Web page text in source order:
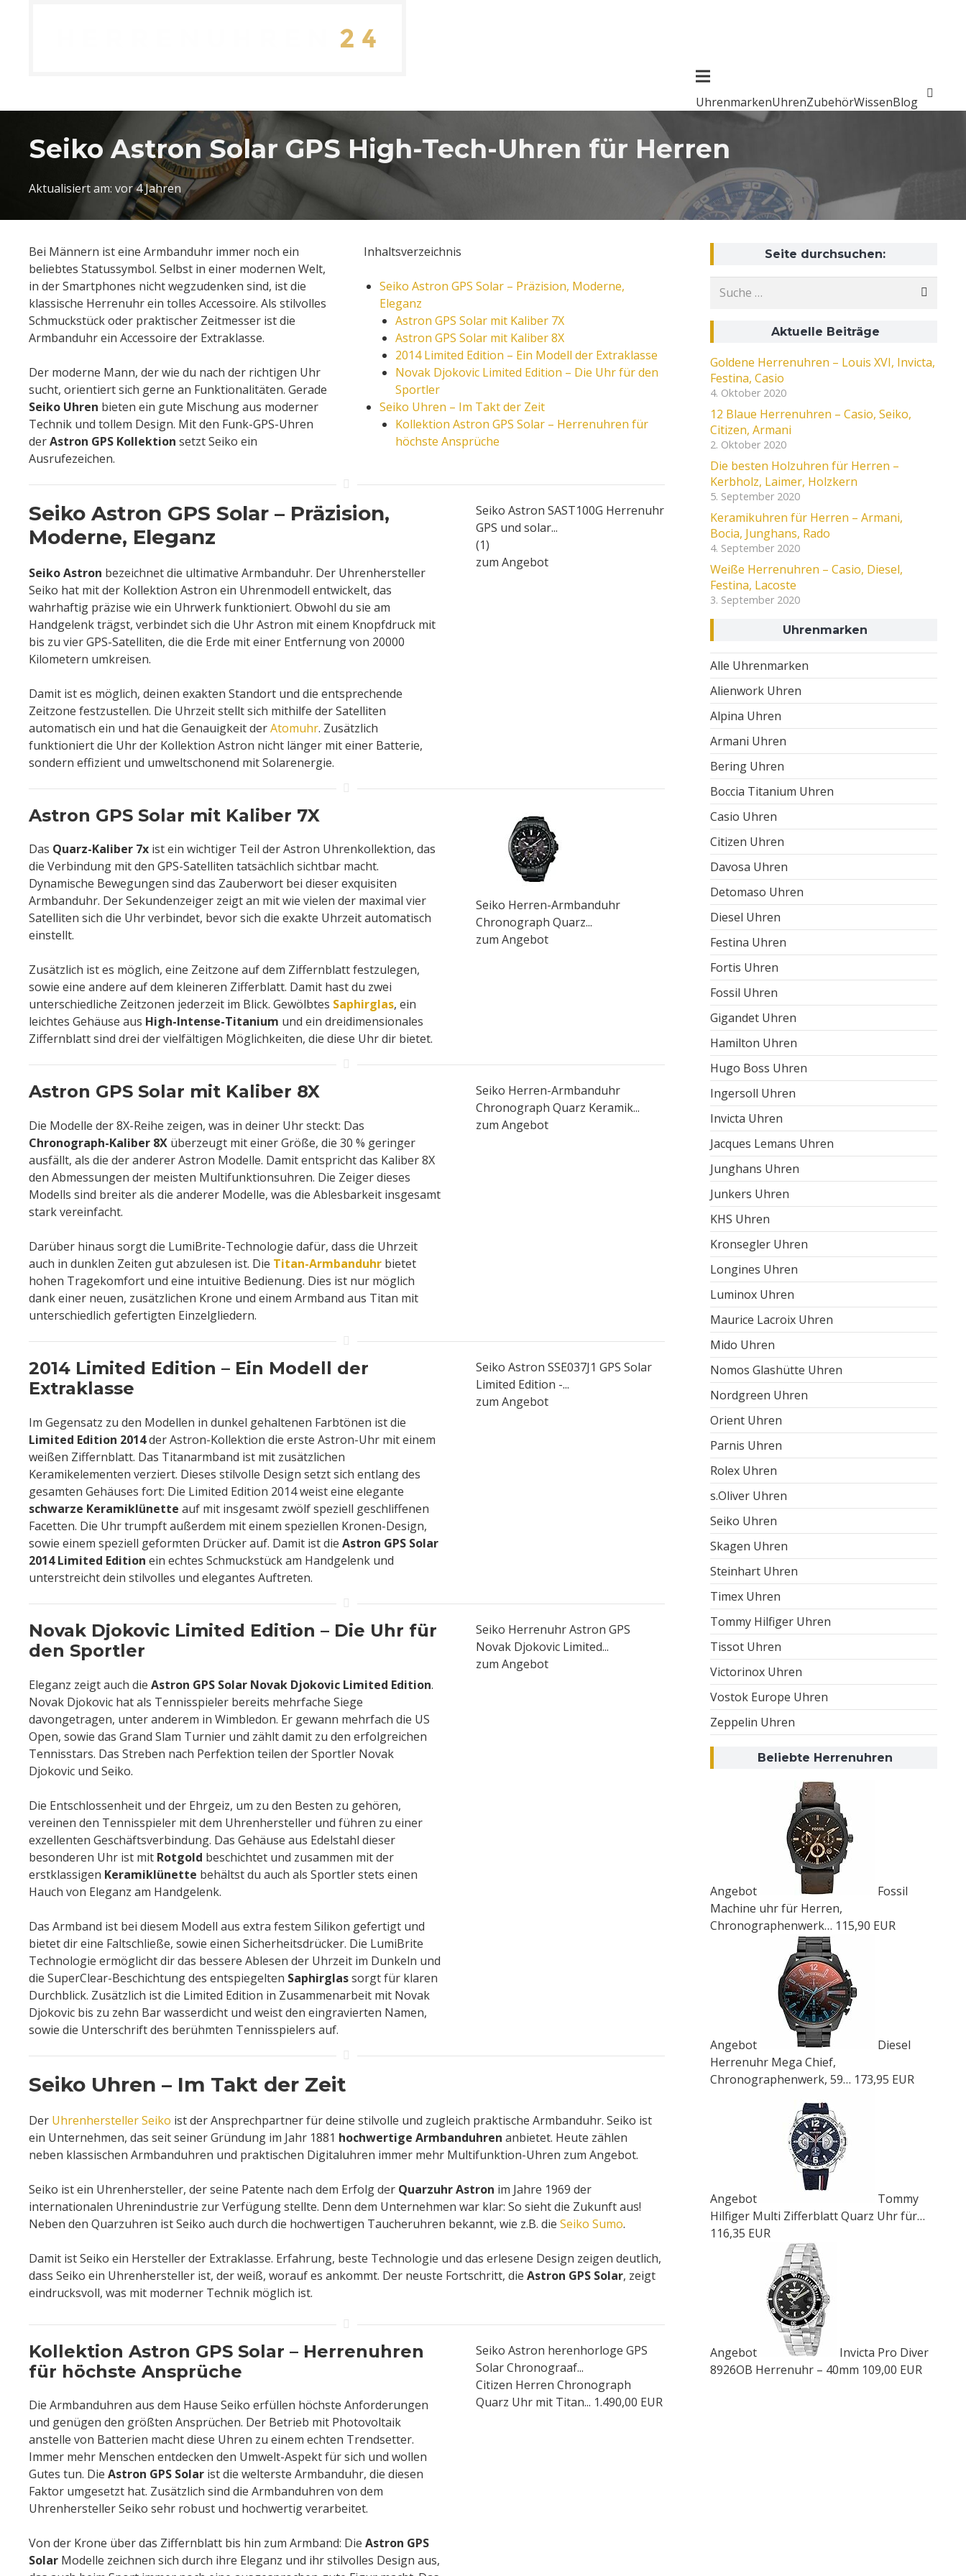
UhrenmarkenUhrenZubehörWissenBlog
Seiko Astron Solar GPS High-Tech-Uhren für Herren
Aktualisiert am: vor 4 Jahren
Bei Männern ist eine Armbanduhr immer noch ein
beliebtes Statussymbol. Selbst in einer modernen Welt,
in der Smartphones nicht wegzudenken sind, ist die
klassische Herrenuhr ein tolles Accessoire. Als stilvolles
Schmuckstück oder praktischer Zeitmesser ist die
Armbanduhr ein Accessoire der Extraklasse.
Der moderne Mann, der wie du nach der richtigen Uhr
sucht, orientiert sich gerne an Funktionalitäten. Gerade
Seiko Uhren bieten ein gute Mischung aus moderner
Technik und tollem Design. Mit den Funk-GPS-Uhren
derAstron GPS Kollektion setzt Seiko ein
Ausrufezeichen.
Inhaltsverzeichnis
Seiko Astron GPS Solar – Präzision, Moderne,
Eleganz
Astron GPS Solar mit Kaliber 7X
Astron GPS Solar mit Kaliber 8X
2014 Limited Edition – Ein Modell der Extraklasse
Novak Djokovic Limited Edition – Die Uhr für den
Sportler
Seiko Uhren – Im Takt der Zeit
Kollektion Astron GPS Solar – Herrenuhren für
höchste Ansprüche
Seiko Astron GPS Solar – Präzision,
Moderne, Eleganz
Seiko Astron bezeichnet die ultimative Armbanduhr. Der Uhrenhersteller
Seiko hat mit der Kollektion Astron ein Uhrenmodell entwickelt, das
wahrhaftig präzise wie ein Uhrwerk funktioniert. Obwohl du sie am
Handgelenk trägst, verbindet sich die Uhr Astron mit einem Knopfdruck mit
bis zu vier GPS-Satelliten, die die Erde mit einer Entfernung von 20000
Kilometern umkreisen.
Damit ist es möglich, deinen exakten Standort und die entsprechende
Zeitzone festzustellen. Die Uhrzeit stellt sich mithilfe der Satelliten
automatisch ein und hat die Genauigkeit derAtomuhr. Zusätzlich
funktioniert die Uhr der Kollektion Astron nicht länger mit einer Batterie,
sondern effizient und umweltschonend mit Solarenergie.
Seiko Astron SAST100G Herrenuhr
GPS und solar...
(1)
zum Angebot
Astron GPS Solar mit Kaliber 7X
Das Quarz-Kaliber 7x ist ein wichtiger Teil der Astron Uhrenkollektion, das
die Verbindung mit den GPS-Satelliten tatsächlich sichtbar macht.
Dynamische Bewegungen sind das Zauberwort bei dieser exquisiten
Armbanduhr. Der Sekundenzeiger zeigt an mit wie vielen der maximal vier
Satelliten sich die Uhr verbindet, bevor sich die exakte Uhrzeit automatisch
einstellt.
Zusätzlich ist es möglich, eine Zeitzone auf dem Ziffernblatt festzulegen,
sowie eine andere auf dem kleineren Zifferblatt. Damit hast du zwei
unterschiedliche Zeitzonen jederzeit im Blick. Gewölbtes Saphirglas, ein
leichtes Gehäuse aus High-Intense-Titanium und ein dreidimensionales
Ziffernblatt sind drei der vielfältigen Möglichkeiten, die diese Uhr dir bietet.
Seiko Herren-Armbanduhr
Chronograph Quarz...
zum Angebot
Astron GPS Solar mit Kaliber 8X
Die Modelle der 8X-Reihe zeigen, was in deiner Uhr steckt: Das
Chronograph-Kaliber 8X überzeugt mit einer Größe, die 30 % geringer
ausfällt, als die der anderer Astron Modelle. Damit entspricht das Kaliber 8X
den Abmessungen der meisten Multifunktionsuhren. Die Zeiger dieses
Modells sind breiter als die anderer Modelle, was die Ablesbarkeit insgesamt
stark vereinfacht.
Darüber hinaus sorgt die LumiBrite-Technologie dafür, dass die Uhrzeit
auch in dunklen Zeiten gut abzulesen ist. Die Titan-Armbanduhr bietet
hohen Tragekomfort und eine intuitive Bedienung. Dies ist nur möglich
dank einer neuen, zusätzlichen Krone und einem Armband aus Titan mit
unterschiedlich gefertigten Einzelgliedern.
Seiko Herren-Armbanduhr
Chronograph Quarz Keramik...
zum Angebot
2014 Limited Edition – Ein Modell der
Extraklasse
Im Gegensatz zu den Modellen in dunkel gehaltenen Farbtönen ist die
Limited Edition 2014der Astron-Kollektion die erste Astron-Uhr mit einem
weißen Ziffernblatt. Das Titanarmband ist mit zusätzlichen
Keramikelementen verziert. Dieses stilvolle Design setzt sich entlang des
gesamten Gehäuses fort: Die Limited Edition 2014 weist eine elegante
schwarze Keramiklünette auf mit insgesamt zwölf speziell geschliffenen
Facetten. Die Uhr trumpft außerdem mit einem speziellen Kronen-Design,
sowie einem speziell geformten Drücker auf. Damit ist die Astron GPS Solar
2014 Limited Edition ein echtes Schmuckstück am Handgelenk und
unterstreicht dein stilvolles und elegantes Auftreten.
Seiko Astron SSE037J1 GPS Solar
Limited Edition -...
zum Angebot
Novak Djokovic Limited Edition – Die Uhr für
den Sportler
Eleganz zeigt auch die Astron GPS Solar Novak Djokovic Limited Edition.
Novak Djokovic hat als Tennisspieler bereits mehrfache Siege
davongetragen, unter anderem in Wimbledon. Er gewann mehrfach die US
Open, sowie das Grand Slam Turnier und zählt damit zu den erfolgreichen
Tennisstars. Das Streben nach Perfektion teilen der Sportler Novak
Djokovic und Seiko.
Die Entschlossenheit und der Ehrgeiz, um zu den Besten zu gehören,
vereinen den Tennisspieler mit dem Uhrenhersteller und führen zu einer
exzellenten Geschäftsverbindung. Das Gehäuse aus Edelstahl dieser
besonderen Uhr ist mit Rotgold beschichtet und zusammen mit der
erstklassigen Keramiklünette behältst du auch als Sportler stets einen
Hauch von Eleganz am Handgelenk.
Das Armband ist bei diesem Modell aus extra festem Silikon gefertigt und
bietet dir eine Faltschließe, sowie einen Sicherheitsdrücker. Die LumiBrite
Technologie ermöglicht dir das bessere Ablesen der Uhrzeit im Dunkeln und
die SuperClear-Beschichtung des entspiegelten Saphirglassorgt für klaren
Durchblick. Zusätzlich ist die Limited Edition in Zusammenarbeit mit Novak
Djokovic bis zu zehn Bar wasserdicht und weist den eingravierten Namen,
sowie die Unterschrift des berühmten Tennisspielers auf.
Seiko Herrenuhr Astron GPS
Novak Djokovic Limited...
zum Angebot
Seiko Uhren – Im Takt der Zeit
Der Uhrenhersteller Seiko ist der Ansprechpartner für deine stilvolle und zugleich praktische Armbanduhr. Seiko ist
ein Unternehmen, das seit seiner Gründung im Jahr 1881 hochwertige Armbanduhren anbietet. Heute zählen
neben klassischen Armbanduhren und praktischen Digitaluhren immer mehr Multifunktion-Uhren zum Angebot.
Seiko ist ein Uhrenhersteller, der seine Patente nach dem Erfolg der Quarzuhr Astron im Jahre 1969 der
internationalen Uhrenindustrie zur Verfügung stellte. Denn dem Unternehmen war klar: So sieht die Zukunft aus!
Neben den Quarzuhren ist Seiko auch durch die hochwertigen Taucheruhren bekannt, wie z.B. die Seiko Sumo.
Damit ist Seiko ein Hersteller der Extraklasse. Erfahrung, beste Technologie und das erlesene Design zeigen deutlich,
dass Seiko ein Uhrenhersteller ist, der weiß, worauf es ankommt. Der neuste Fortschritt, die Astron GPS Solar, zeigt
eindrucksvoll, was mit moderner Technik möglich ist.
Kollektion Astron GPS Solar – Herrenuhren
für höchste Ansprüche
Die Armbanduhren aus dem Hause Seiko erfüllen höchste Anforderungen
und genügen den größten Ansprüchen. Der Betrieb mit Photovoltaik
anstelle von Batterien macht diese Uhren zu einem echten Trendsetter.
Immer mehr Menschen entdecken den Umwelt-Aspekt für sich und wollen
Gutes tun. Die Astron GPS Solar ist die welterste Armbanduhr, die diesen
Faktor umgesetzt hat. Zusätzlich sind die Armbanduhren von dem
Uhrenhersteller Seiko sehr robust und hochwertig verarbeitet.
Von der Krone über das Ziffernblatt bis hin zum Armband: Die Astron GPS
Solar Modelle zeichnen sich durch ihre Eleganz und ihr stilvolles Design aus,
Seiko Astron herenhorloge GPS
Solar Chronograaf...
Citizen Herren Chronograph
Quarz Uhr mit Titan... 1.490,00 EUR
Seite durchsuchen:
Suche
nach:
Aktuelle Beiträge
Goldene Herrenuhren – Louis XVI, Invicta,
Festina, Casio
4. Oktober 2020
12 Blaue Herrenuhren – Casio, Seiko,
Citizen, Armani
2. Oktober 2020
Die besten Holzuhren für Herren –
Kerbholz, Laimer, Holzkern
5. September 2020
Keramikuhren für Herren – Armani,
Bocia, Junghans, Rado
4. September 2020
Weiße Herrenuhren – Casio, Diesel,
Festina, Lacoste
3. September 2020
Uhrenmarken
Alle Uhrenmarken
Alienwork Uhren
Alpina Uhren
Armani Uhren
Bering Uhren
Boccia Titanium Uhren
Casio Uhren
Citizen Uhren
Davosa Uhren
Detomaso Uhren
Diesel Uhren
Festina Uhren
Fortis Uhren
Fossil Uhren
Gigandet Uhren
Hamilton Uhren
Hugo Boss Uhren
Ingersoll Uhren
Invicta Uhren
Jacques Lemans Uhren
Junghans Uhren
Junkers Uhren
KHS Uhren
Kronsegler Uhren
Longines Uhren
Luminox Uhren
Maurice Lacroix Uhren
Mido Uhren
Nomos Glashütte Uhren
Nordgreen Uhren
Orient Uhren
Parnis Uhren
Rolex Uhren
s.Oliver Uhren
Seiko Uhren
Skagen Uhren
Steinhart Uhren
Timex Uhren
Tommy Hilfiger Uhren
Tissot Uhren
Victorinox Uhren
Vostok Europe Uhren
Zeppelin Uhren
Beliebte Herrenuhren
Angebot
Fossil
Machine uhr für Herren,
Chronographenwerk… 115,90 EUR
Angebot
Diesel
Herrenuhr Mega Chief,
Chronographenwerk, 59… 173,95 EUR
Angebot
Tommy
Hilfiger Multi Zifferblatt Quarz Uhr für…
116,35 EUR
Angebot
Invicta Pro Diver
8926OB Herrenuhr – 40mm 109,00 EUR